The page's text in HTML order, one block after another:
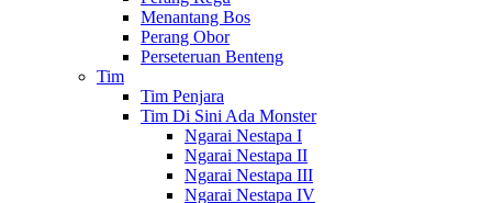
Menantang Bos
Perang Obor
Perseteruan Benteng
Tim
Tim Penjara
Tim Di Sini Ada Monster
Ngarai Nestapa I
Ngarai Nestapa II
Ngarai Nestapa III
Ngarai Nestapa IV